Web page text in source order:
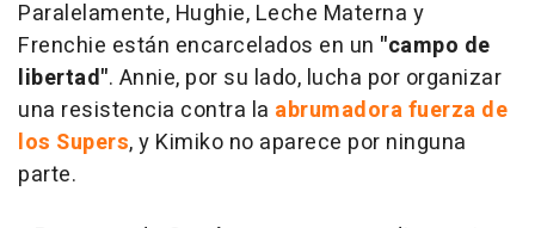
Paralelamente, Hughie, Leche Materna y
Frenchie están encarcelados en un "campo de
libertad". Annie, por su lado, lucha por organizar
una resistencia contra la abrumadora fuerza de
los Supers, y Kimiko no aparece por ninguna
parte.